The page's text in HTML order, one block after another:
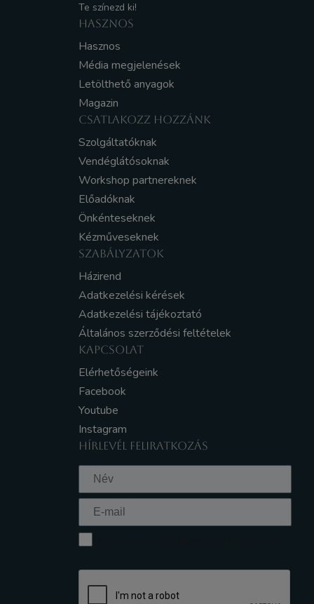
Te színezd ki!
HASZNOS
Hasznos
Média megjelenések
Letölthető anyagok
Magazin
CSATLAKOZZ HOZZÁNK
Szolgáltatóknak
Vendéglátósoknak
Workshop partnereknek
Előadóknak
Önkénteseknek
Kézműveseknek
SZABÁLYZATOK
Házirend
Adatkezelési kérések
Adatkezelési tájékoztató
Általános szerződési feltételek
KAPCSOLAT
Elérhetőségeink
Facebook
Youtube
Instagram
HÍRLEVÉL FELIRATKOZÁS